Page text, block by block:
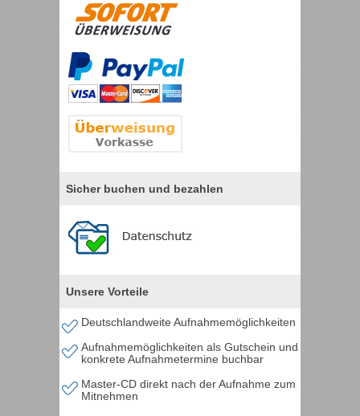
Sicher buchen und bezahlen
Unsere Vorteile
Deutschlandweite Aufnahmemöglichkeiten
Aufnahmemöglichkeiten als Gutschein und
konkrete Aufnahmetermine buchbar
Master-CD direkt nach der Aufnahme zum
Mitnehmen